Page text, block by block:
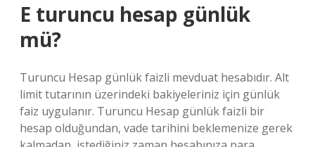
E turuncu hesap günlük
mü?
Turuncu Hesap günlük faizli mevduat hesabıdır. Alt
limit tutarının üzerindeki bakiyeleriniz için günlük
faiz uygulanır. Turuncu Hesap günlük faizli bir
hesap olduğundan, vade tarihini beklemenize gerek